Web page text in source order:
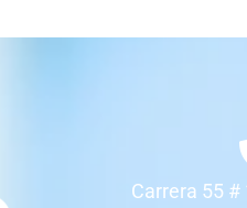
Carrera 55 #